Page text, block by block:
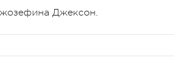
Джексон.